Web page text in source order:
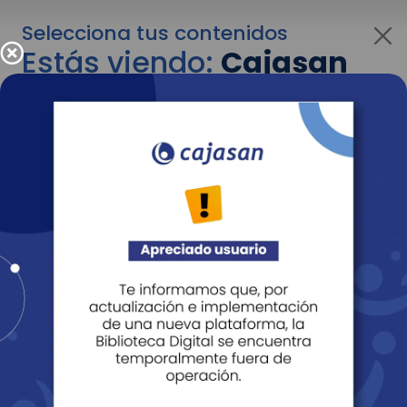
Selecciona tus contenidos
Estás viendo:Cajasan
para empresas
Para cambiar al contenido de tu interés más
adelante recuerda utilizar el menú
Entendido